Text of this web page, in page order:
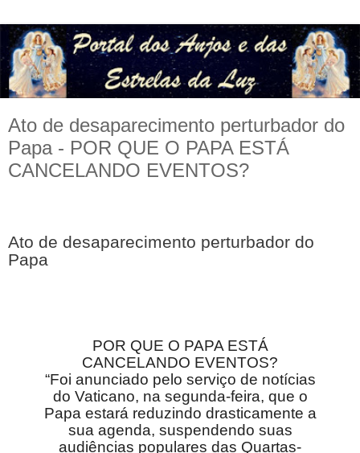
Ato de desaparecimento perturbador do
Papa - POR QUE O PAPA ESTÁ
CANCELANDO EVENTOS?
Ato de desaparecimento perturbador do
Papa
POR QUE O PAPA ESTÁ
CANCELANDO EVENTOS?
“Foi anunciado pelo serviço de notícias
do Vaticano, na segunda-feira, que o
Papa estará reduzindo drasticamente a
sua agenda, suspendendo suas
audiências populares das Quartas-